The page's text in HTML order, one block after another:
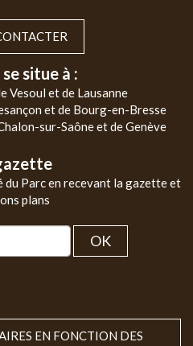
situe à :
Vesoul et de Lausanne
et de Bourg-en-Bresse
sur-Saône et de Genève
Parc en recevant la gazette et
plans
OK
EN FONCTION DES